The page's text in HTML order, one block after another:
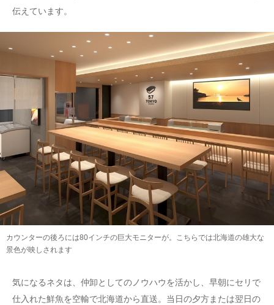
伝えています。
カウンターの後ろには80インチの巨大モニターが。こちらでは北海道の雄大な
景色が映しされます
気になるネタは、仲卸としてのノウハウを活かし、早朝にセリで
仕入れた鮮魚を空輸で北海道から直送。当日の夕方または翌日の